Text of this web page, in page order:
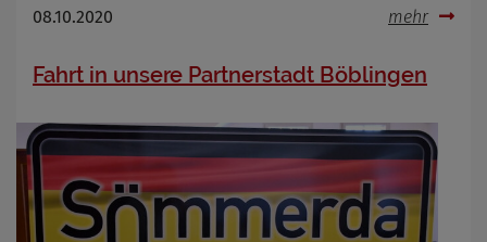
08.10.2020 mehr
Fahrt in unsere Partnerstadt Böblingen